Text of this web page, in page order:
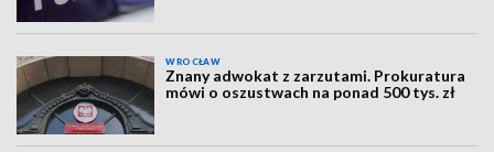
WROCŁAW
Znany adwokat z zarzutami. Prokuratura
mówi o oszustwach na ponad 500 tys. zł